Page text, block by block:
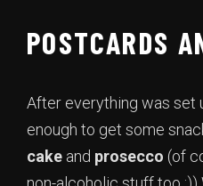
POSTCARDS
After everything was set
enough to get some
cake and prosecco (of